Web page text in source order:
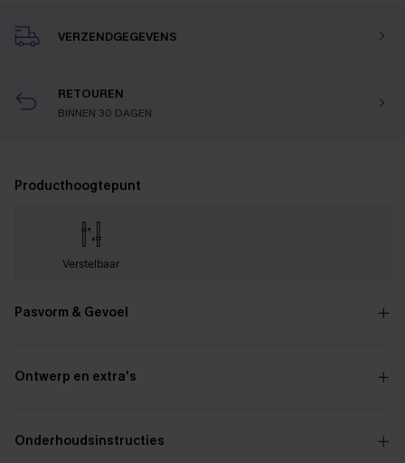
VERZENDGEGEVENS
RETOUREN
BINNEN 30 DAGEN
Producthoogtepunt
Verstelbaar
Pasvorm & Gevoel
Ontwerp en extra's
Onderhoudsinstructies